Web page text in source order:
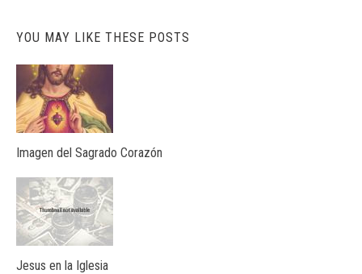
YOU MAY LIKE THESE POSTS
Imagen del Sagrado Corazón
Jesus en la Iglesia